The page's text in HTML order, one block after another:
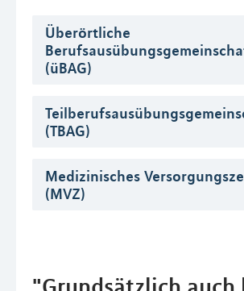
Überörtliche
(üBAG)
(TBAG)
Medizinisches
(MVZ)